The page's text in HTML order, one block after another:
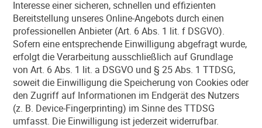
Interesse einer sicheren, schnellen und effizienten
Bereitstellung unseres Online-Angebots durch einen
professionellen Anbieter (Art. 6 Abs. 1 lit. f DSGVO).
Sofern eine entsprechende Einwilligung abgefragt wurde,
erfolgt die Verarbeitung ausschließlich auf Grundlage
von Art. 6 Abs. 1 lit. a DSGVO und § 25 Abs. 1 TTDSG,
soweit die Einwilligung die Speicherung von Cookies oder
den Zugriff auf Informationen im Endgerät des Nutzers
(z. B. Device-Fingerprinting) im Sinne des TTDSG
umfasst. Die Einwilligung ist jederzeit widerrufbar.